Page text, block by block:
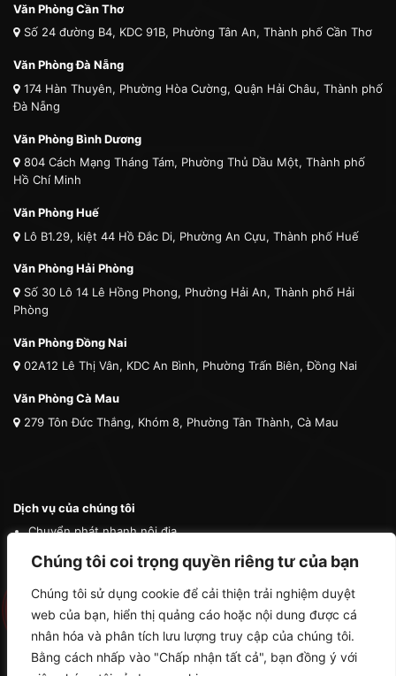
Chúng tôi coi trọng quyền riêng tư của bạn
Chúng tôi sử dụng cookie để cải thiện trải nghiệm duyệt
web của bạn, hiển thị quảng cáo hoặc nội dung được cá
nhân hóa và phân tích lưu lượng truy cập của chúng tôi.
Bằng cách nhấp vào "Chấp nhận tất cả", bạn đồng ý với
Văn Phòng Cần Thơ
Số 24 đường B4, KDC 91B, Phường Tân An, Thành phố Cần Thơ
Văn Phòng Đà Nẵng
174 Hàn Thuyên, Phường Hòa Cường, Quận Hải Châu, Thành phố
Đà Nẵng
Văn Phòng Bình Dương
804 Cách Mạng Tháng Tám, Phường Thủ Dầu Một, Thành phố
Hồ Chí Minh
Văn Phòng Huế
Lô B1.29, kiệt 44 Hồ Đắc Di, Phường An Cựu, Thành phố Huế
Văn Phòng Hải Phòng
Số 30 Lô 14 Lê Hồng Phong, Phường Hải An, Thành phố Hải
Phòng
Văn Phòng Đồng Nai
02A12 Lê Thị Vân, KDC An Bình, Phường Trấn Biên, Đồng Nai
Văn Phòng Cà Mau
279 Tôn Đức Thắng, Khóm 8, Phường Tân Thành, Cà Mau
Dịch vụ của chúng tôi
Chuyển phát nhanh nội địa
Chuyển phát nhanh quốc tế
Vận chuyển thú cưng
Mua hộ hàng nước ngoài